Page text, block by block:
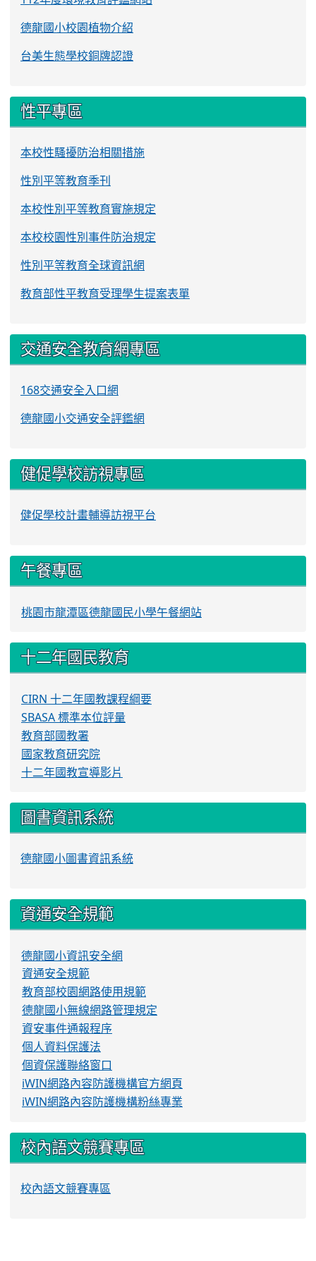
德龍國小校園植物介紹
台美生態學校銅牌認證
性平專區
本校性騷擾防治相關措施
性別平等教育季刊
本校性別平等教育實施規定
本校校園性別事件防治規定
性別平等教育全球資訊網
教育部性平教育受理學生提案表單
交通安全教育網專區
168交通安全入口網
德龍國小交通安全評鑑網
健促學校訪視專區
健促學校計畫輔導訪視平台
午餐專區
桃園市龍潭區德龍國民小學午餐網站
十二年國民教育
CIRN 十二年國教課程綱要
SBASA 標準本位評量
教育部國教署
國家教育研究院
十二年國教宣導影片
圖書資訊系統
德龍國小圖書資訊系統
資通安全規範
德龍國小資訊安全網
資通安全規範
教育部校園網路使用規範
德龍國小無線網路管理規定
資安事件通報程序
個人資料保護法
個資保護聯絡窗口
iWIN網路內容防護機構官方網頁
iWIN網路內容防護機構粉絲專業
校內語文競賽專區
校內語文競賽專區